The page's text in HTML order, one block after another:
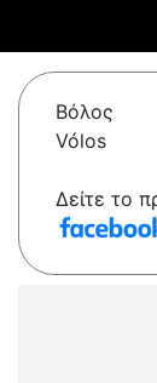
Βόλος
Vólos
Δείτε το